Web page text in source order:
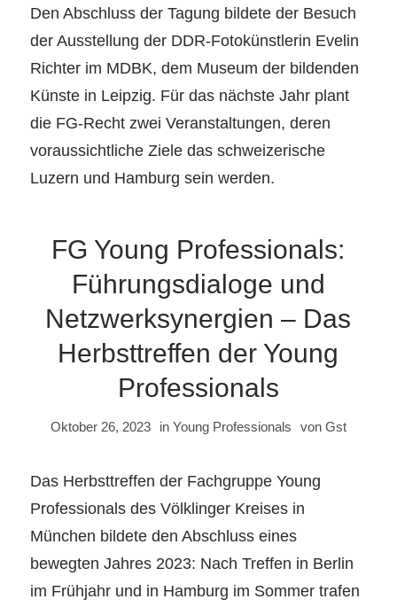
Den Abschluss der Tagung bildete der Besuch
der Ausstellung der DDR-Fotokünstlerin Evelin
Richter im MDBK, dem Museum der bildenden
Künste in Leipzig. Für das nächste Jahr plant
die FG-Recht zwei Veranstaltungen, deren
voraussichtliche Ziele das schweizerische
Luzern und Hamburg sein werden.
FG Young Professionals:
Führungsdialoge und
Netzwerksynergien – Das
Herbsttreffen der Young
Professionals
Oktober 26, 2023 in Young Professionals von Gst
Das Herbsttreffen der Fachgruppe Young
Professionals des Völklinger Kreises in
München bildete den Abschluss eines
bewegten Jahres 2023: Nach Treffen in Berlin
im Frühjahr und in Hamburg im Sommer trafen